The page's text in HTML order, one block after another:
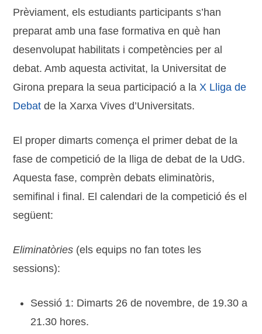
Prèviament, els estudiants participants s’han
preparat amb una fase formativa en què han
desenvolupat habilitats i competències per al
debat. Amb aquesta activitat, la Universitat de
Girona prepara la seua participació a laX Lliga de
Debat de la Xarxa Vives d’Universitats.
El proper dimarts comença el primer debat de la
fase de competició de la lliga de debat de la UdG.
Aquesta fase, comprèn debats eliminatòris,
semifinal i final. El calendari de la competició és el
següent:
Eliminatòries (els equips no fan totes les
sessions):
Sessió 1: Dimarts 26 de novembre, de 19.30 a
21.30 hores.